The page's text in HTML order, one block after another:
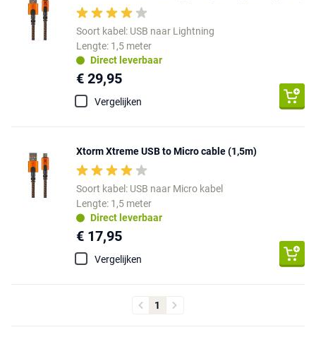
Soort kabel: USB naar Lightning
Lengte: 1,5 meter
Direct leverbaar
€ 29,95
Vergelijken
Xtorm Xtreme USB to Micro cable (1,5m)
Soort kabel: USB naar Micro kabel
Lengte: 1,5 meter
Direct leverbaar
€ 17,95
Vergelijken
1